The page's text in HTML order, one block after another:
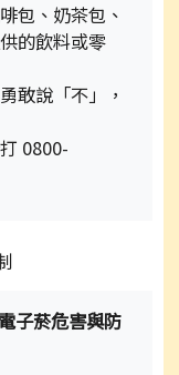
包、奶茶包、
的飲料或零
敢說「不」，
0800-
子菸危害與防